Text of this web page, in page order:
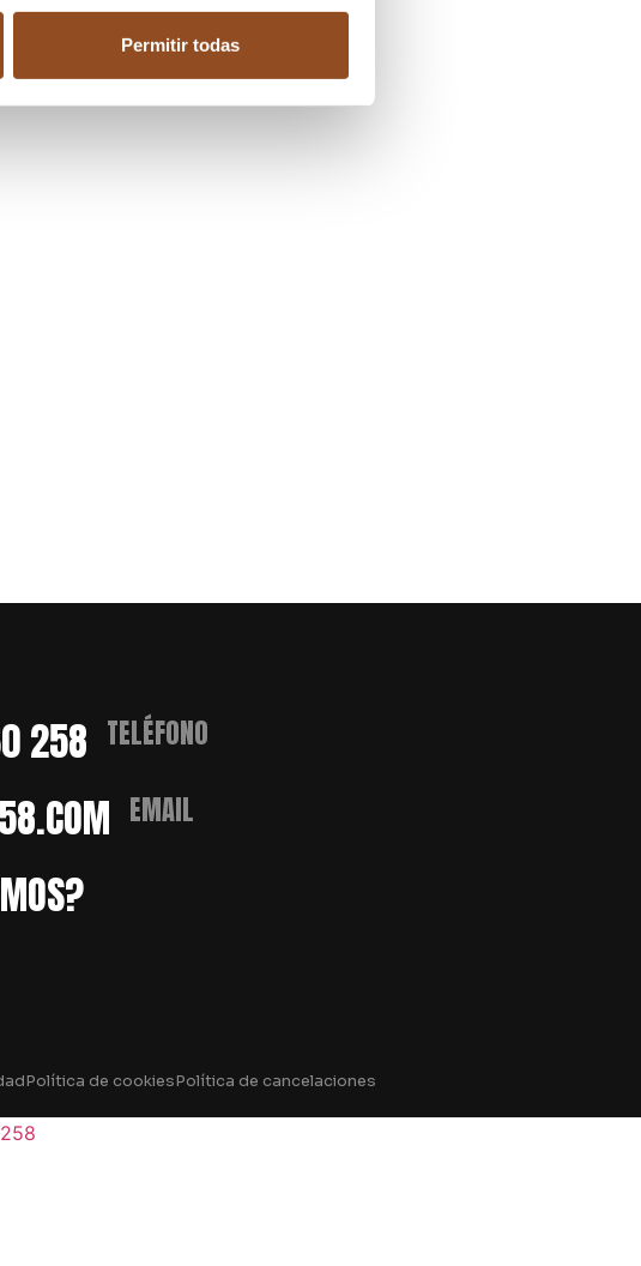
Permitir todas
258 TELÉFONO
EMAIL
Política de cookiesPolítica de cancelaciones